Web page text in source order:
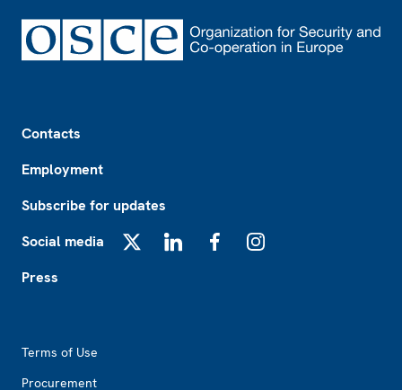
Contacts
Employment
Subscribe for updates
Social media
Press
Terms of Use
Procurement